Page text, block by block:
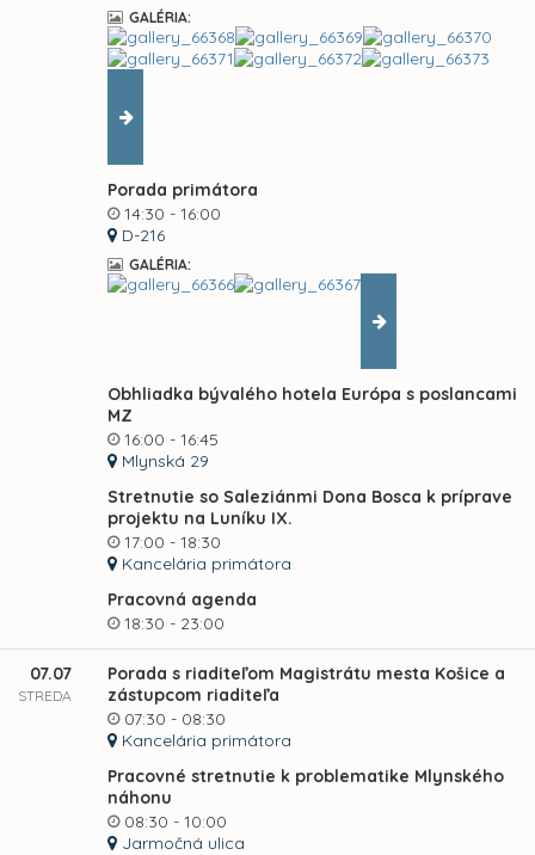
GALÉRIA:
Porada primátora
14:30 - 16:00
D-216
GALÉRIA:
Obhliadka bývalého hotela Európa s poslancami
MZ
16:00 - 16:45
Mlynská 29
Stretnutie so Saleziánmi Dona Bosca k príprave
projektu na Luníku IX.
17:00 - 18:30
Kancelária primátora
Pracovná agenda
18:30 - 23:00
07.07
STREDA
Porada s riaditeľom Magistrátu mesta Košice a
zástupcom riaditeľa
07:30 - 08:30
Kancelária primátora
Pracovné stretnutie k problematike Mlynského
náhonu
08:30 - 10:00
Jarmočná ulica